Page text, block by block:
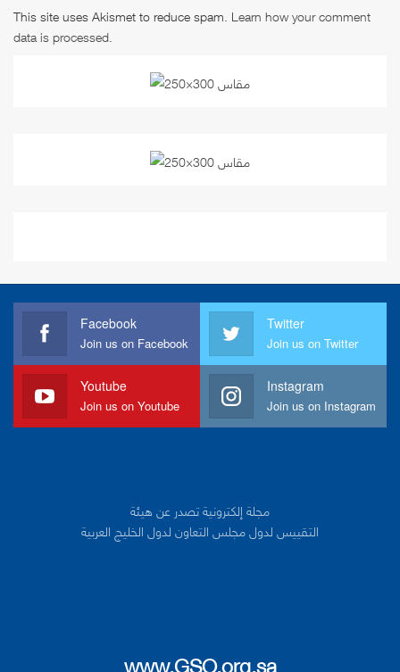
This site uses Akismet to reduce spam. Learn how your comment
data is processed.
Facebook
Join us on Facebook
Twitter
Join us on Twitter
Youtube
Join us on Youtube
Instagram
Join us on Instagram
مجلة إلكترونية تصدر عن هيئة
التقييس لدول مجلس التعاون لدول الخليج العربية